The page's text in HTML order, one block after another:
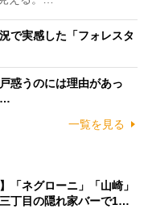
で実感した「フォレスタ
惑うのには理由があっ
…
一覧を見る
「ネグローニ」「山崎」
三丁目の隠れ家バーで1…